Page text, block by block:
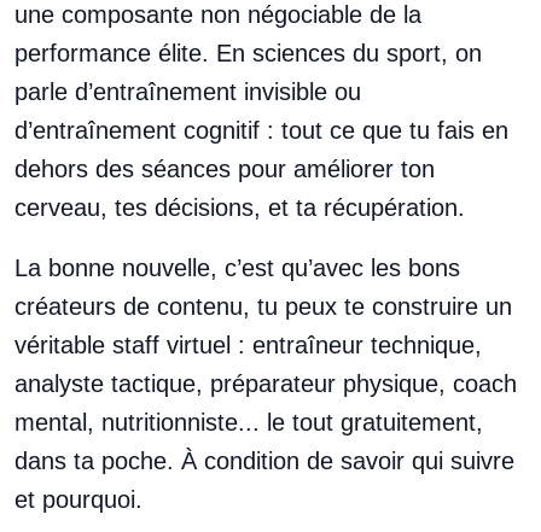
une composante non négociable de la
performance élite. En sciences du sport, on
parle d’entraînement invisible ou
d’entraînement cognitif : tout ce que tu fais en
dehors des séances pour améliorer ton
cerveau, tes décisions, et ta récupération.
La bonne nouvelle, c’est qu’avec les bons
créateurs de contenu, tu peux te construire un
véritable staff virtuel : entraîneur technique,
analyste tactique, préparateur physique, coach
mental, nutritionniste... le tout gratuitement,
dans ta poche. À condition de savoir qui suivre
et pourquoi.